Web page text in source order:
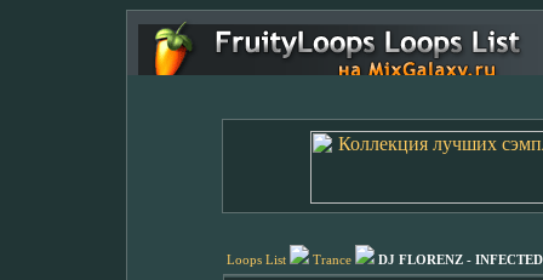
Loops List Trance DJ FLORENZ -